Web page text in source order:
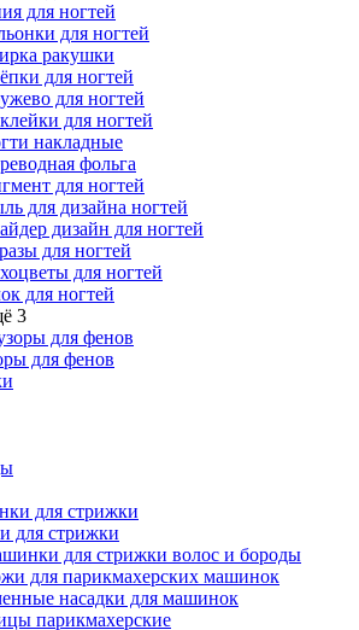
для ногтей
для ногтей
ракушки
для ногтей
для ногтей
для ногтей
накладные
фольга
для ногтей
для дизайна ногтей
дизайн для ногтей
для ногтей
для ногтей
для ногтей
3
для фенов
для стрижки
для стрижки волос и бороды
для парикмахерских машинок
насадки для машинок